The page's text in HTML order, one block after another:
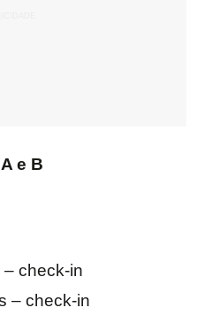
e B
– check-in
– check-in